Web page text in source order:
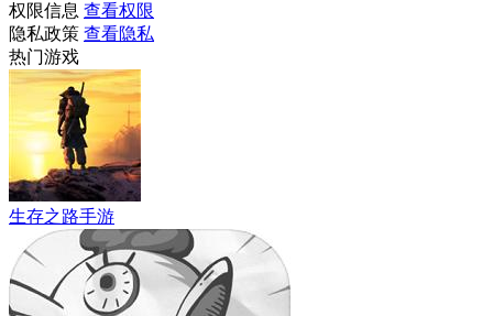
权限信息 查看权限
隐私政策 查看隐私
热门游戏
生存之路手游